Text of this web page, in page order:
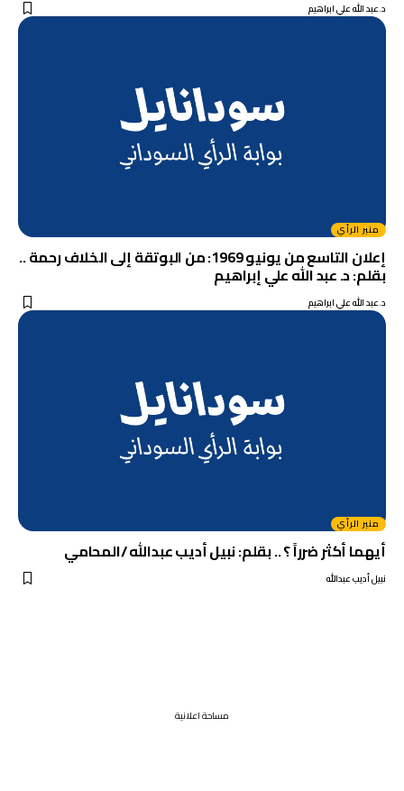
د.عبد الله علي ابراهيم
منبر الرأي
إعلان التاسع من يونيو 1969: من البوتقة إلى الخلاف رحمة ..
بقلم: د. عبد الله علي إبراهيم
د.عبد الله علي ابراهيم
منبر الرأي
أيهما أكثر ضرراً ؟ .. بقلم: نبيل أديب عبدالله /المحامي
نبيل أديب عبدالله
مساحة اعلانية